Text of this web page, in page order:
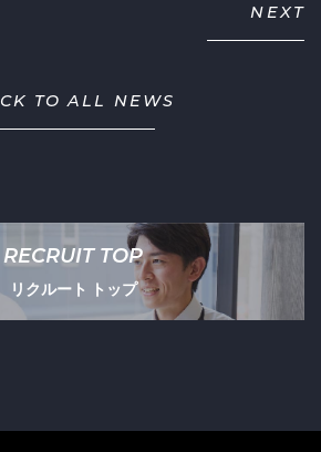
TO ALL NEWS
NEXT
RECRUIT TOP
リクルート トップ